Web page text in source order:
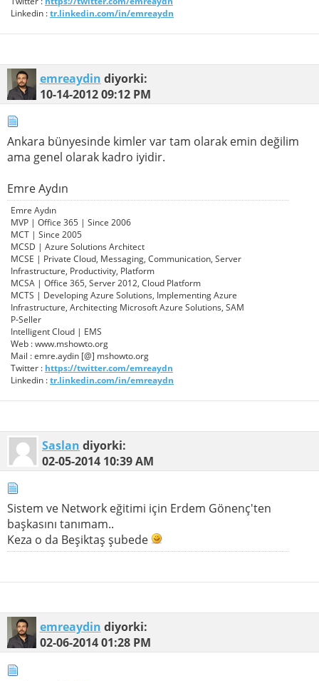
Linkedin :tr.linkedin.com/in/emreaydn
emreaydin diyorki:
10-14-201209:12 PM
Ankara bünyesinde kimler var tam olarak emin değilim
ama genel olarak kadro iyidir.
Emre Aydın
Emre Aydın
MVP | Office 365 | Since 2006
MCT | Since 2005
MCSD | Azure Solutions Architect
MCSE | Private Cloud, Messaging, Communication, Server
Infrastructure, Productivity, Platform
MCSA | Office 365, Server 2012, Cloud Platform
MCTS | Developing Azure Solutions, Implementing Azure
Infrastructure, Architecting Microsoft Azure Solutions, SAM
P-Seller
Intelligent Cloud | EMS
Web : www.mshowto.org
Mail : emre.aydin [@] mshowto.org
Twitter : https://twitter.com/emreaydn
Linkedin :tr.linkedin.com/in/emreaydn
Saslan diyorki:
02-05-2014 10:39 AM
Sistem ve Network eğitimi için Erdem Gönenç'ten
başkasını tanımam..
Keza o da Beşiktaş şubede
emreaydin diyorki:
02-06-201401:28 PM